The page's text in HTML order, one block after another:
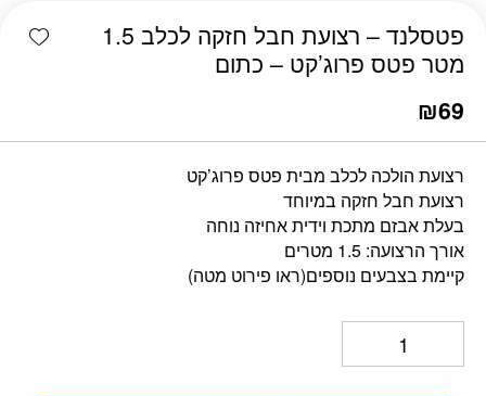
פטסלנד – רצועת חבל חזקה לכלב 1.5
מטר פטס פרוג’קט – כתום
₪69
רצועת הולכה לכלב מבית פטס פרוג’קט
רצועת חבל חזקה במיוחד
בעלת אבזם מתכת וידית אחיזה נוחה
אורך הרצועה: 1.5 מטרים
קיימת בצבעים נוספים(ראו פירוט מטה)